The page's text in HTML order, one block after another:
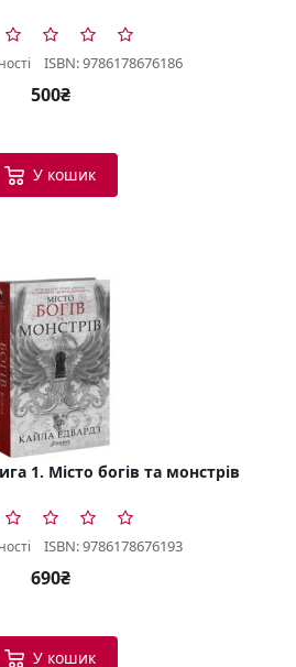
ISBN: 9786178676186
500₴
У кошик
1. Місто богів та монстрів
ISBN: 9786178676193
690₴
У кошик